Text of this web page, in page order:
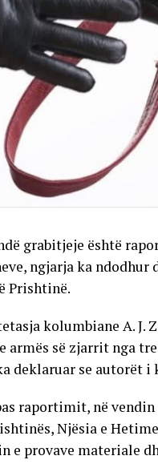
grabitjeje është
ngjarja ka ndodhur
Prishtinë.
kolumbiane A. J.
armës së zjarrit nga
deklaruar se autorët i
raportimit, në
Njësia e
e provave materiale